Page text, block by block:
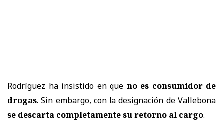
Rodríguez ha insistido en que no es consumidor de
drogas. Sin embargo, con la designación de Vallebona
se descarta completamente su retorno al cargo.